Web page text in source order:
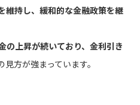
維持し、緩和的な金融政策を継
の上昇が続いており、金利引き
見方が強まっています。